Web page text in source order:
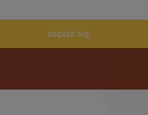
zapisz się